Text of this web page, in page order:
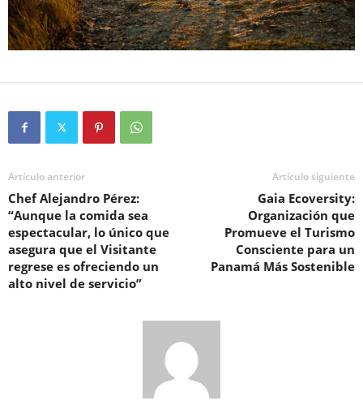
Artículo anterior
Chef Alejandro Pérez:
“Aunque la comida sea
espectacular, lo único que
asegura que el Visitante
regrese es ofreciendo un
alto nivel de servicio”
Artículo siguiente
Gaia Ecoversity:
Organización que
Promueve el Turismo
Consciente para un
Panamá Más Sostenible